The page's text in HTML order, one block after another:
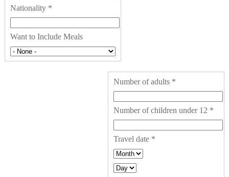
Nationality *
Want to Include Meals
Number of adults *
Number of children under 12 *
Travel date *
Month
Day